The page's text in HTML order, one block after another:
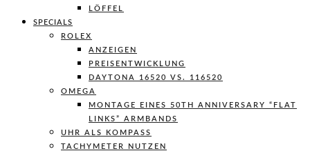
LÖFFEL
SPECIALS
ROLEX
ANZEIGEN
PREISENTWICKLUNG
DAYTONA 16520 VS. 116520
OMEGA
MONTAGE EINES 50TH ANNIVERSARY “FLAT
LINKS” ARMBANDS
UHR ALS KOMPASS
TACHYMETER NUTZEN